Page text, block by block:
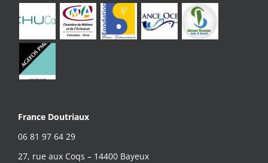
France Doutriaux
06 81 97 64 29
27, rue aux Coqs – 14400 Bayeux